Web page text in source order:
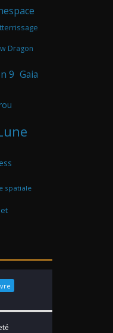
Dragon
9 Gaia
spatiale